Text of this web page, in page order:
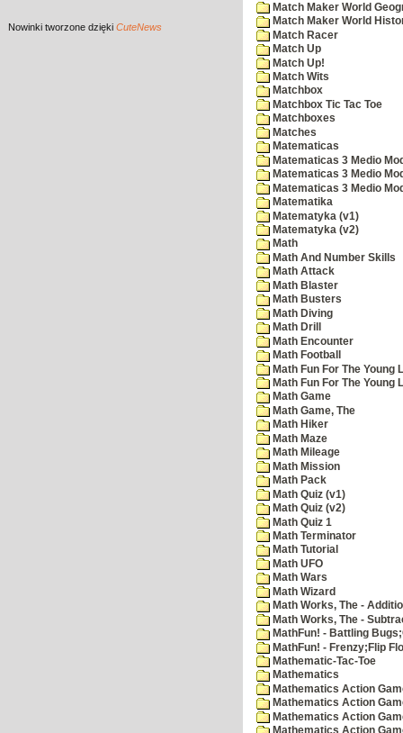
Nowinki tworzone dzięki CuteNews
Match Maker World
Match Maker World
Match Racer
Match Up
Match Up!
Match Wits
Matchbox
Matchbox Tic Tac Toe
Matchboxes
Matches
Matematicas
Matematicas 3 Medio
Matematicas 3 Medio
Matematicas 3 Medio
Matematika
Matematyka (v1)
Matematyka (v2)
Math
Math And Number Skills
Math Attack
Math Blaster
Math Busters
Math Diving
Math Drill
Math Encounter
Math Football
Math Fun For The Young
Math Fun For The Young
Math Game
Math Game, The
Math Hiker
Math Maze
Math Mileage
Math Mission
Math Pack
Math Quiz (v1)
Math Quiz (v2)
Math Quiz 1
Math Terminator
Math Tutorial
Math UFO
Math Wars
Math Wizard
Math Works, The -
Math Works, The -
MathFun! - Battling
MathFun! - Frenzy;Flip
Mathematic-Tac-Toe
Mathematics
Mathematics Action
Mathematics Action
Mathematics Action
Mathematics Action